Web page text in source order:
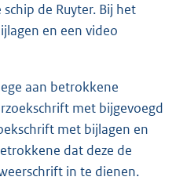
de Ruyter. Bij het
en een video
aan betrokkene
met bijgevoegd
met bijlagen en
dat deze de
in te dienen.